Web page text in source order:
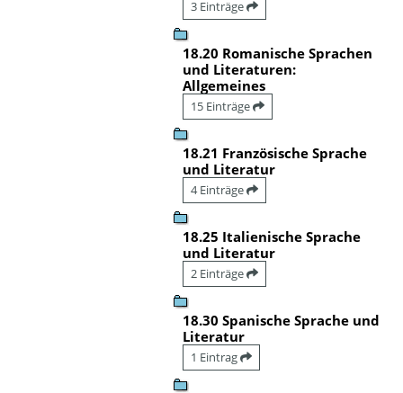
3 Einträge
18.20 Romanische Sprachen
und Literaturen:
Allgemeines
15 Einträge
18.21 Französische Sprache
und Literatur
4 Einträge
18.25 Italienische Sprache
und Literatur
2 Einträge
18.30 Spanische Sprache und
Literatur
1 Eintrag